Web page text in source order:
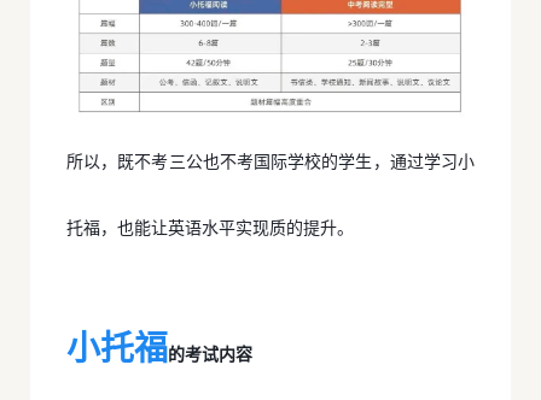
所以，既不考三公也不考国际学校的学生，通过学习小
托福，也能让英语水平实现质的提升。
小托福的考试内容